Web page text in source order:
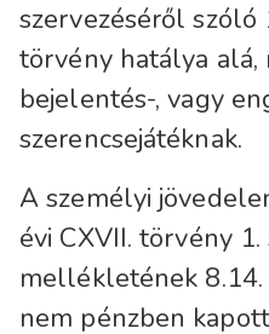
szervezéséről szóló
törvény hatálya alá,
bejelentés-, vagy
szerencsejátéknak.
A személyi
évi CXVII. törvény 1.
mellékletének 8.14.
nem pénzben